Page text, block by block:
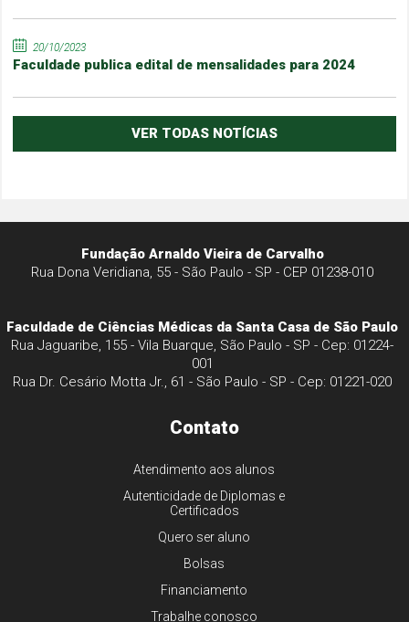
20/10/2023
Faculdade publica edital de mensalidades para 2024
VER TODAS NOTÍCIAS
Fundação Arnaldo Vieira de Carvalho
Rua Dona Veridiana, 55 - São Paulo - SP - CEP 01238-010
Faculdade de Ciências Médicas da Santa Casa de São Paulo
Rua Jaguaribe, 155 - Vila Buarque, São Paulo - SP - Cep: 01224-
001
Rua Dr. Cesário Motta Jr., 61 - São Paulo - SP - Cep: 01221-020
Contato
Atendimento aos alunos
Autenticidade de Diplomas e
Certificados
Quero ser aluno
Bolsas
Financiamento
Trabalhe conosco